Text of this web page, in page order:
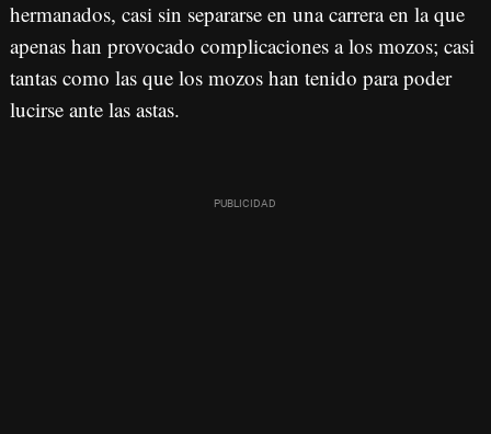
hermanados, casi sin separarse en una carrera en la que
apenas han provocado complicaciones a los mozos; casi
tantas como las que los mozos han tenido para poder
lucirse ante las astas.